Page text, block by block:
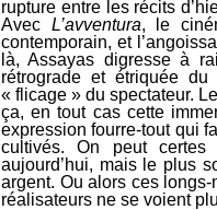
rupture entre les récits
Avec L’avventura, le
contemporain, et
là, Assayas digresse à
rétrograde et étriquée du
« flicage » du spectateur.
ça, en tout cas cette
expression fourre-tout qui
cultivés. On peut
aujourd’hui, mais le plus
argent. Ou alors ces
réalisateurs ne se voient